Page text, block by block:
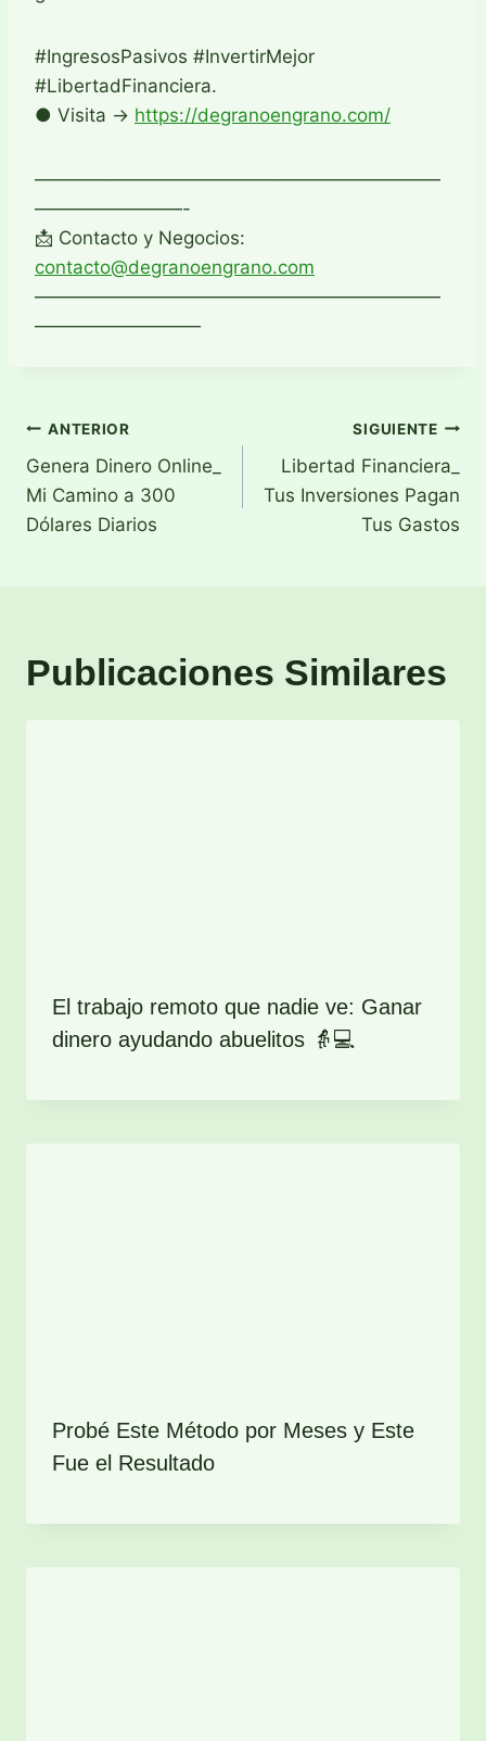
#IngresosPasivos #InvertirMejor
#LibertadFinanciera.
● Visita → https://degranoengrano.com/
——————————————————————
————————-
📩 Contacto y Negocios:
contacto@degranoengrano.com
——————————————————————
—————————
Navegación
de
entradas
ANTERIOR
Genera Dinero Online_
Mi Camino a 300
Dólares Diarios
SIGUIENTE
Libertad Financiera_
Tus Inversiones Pagan
Tus Gastos
Publicaciones Similares
El trabajo remoto que nadie ve: Ganar
dinero ayudando abuelitos 👵💻
Probé Este Método por Meses y Este
Fue el Resultado